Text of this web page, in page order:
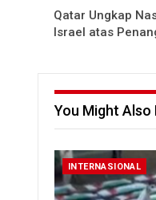
Qatar Ungkap
Israel atas
You Might Also
INTERNASIONAL